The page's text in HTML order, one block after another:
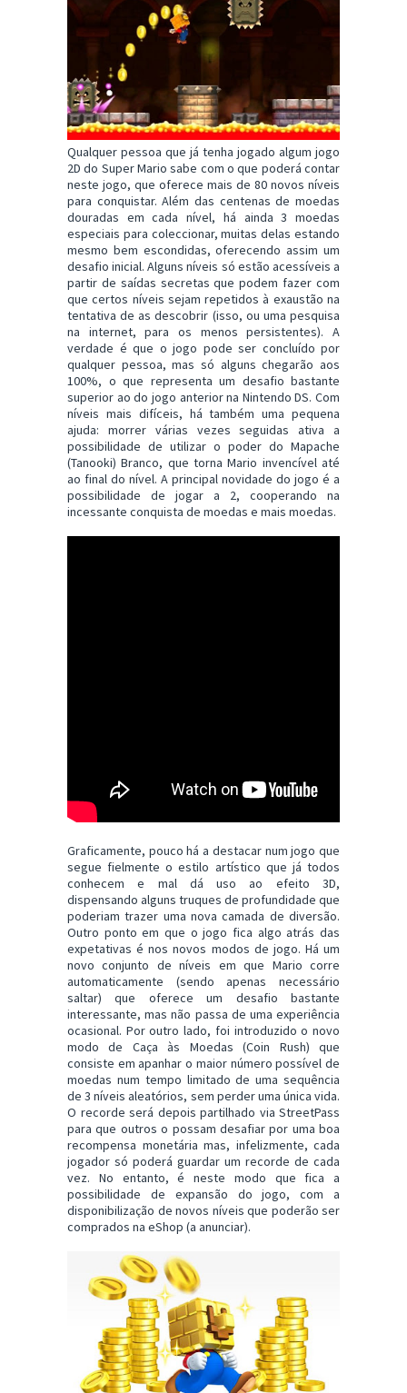
Qualquer pessoa que já tenha jogado algum jogo
2D do Super Mario sabe com o que poderá contar
neste jogo, que oferece mais de 80 novos níveis
para conquistar. Além das centenas de moedas
douradas em cada nível, há ainda 3 moedas
especiais para coleccionar, muitas delas estando
mesmo bem escondidas, oferecendo assim um
desafio inicial. Alguns níveis só estão acessíveis a
partir de saídas secretas que podem fazer com
que certos níveis sejam repetidos à exaustão na
tentativa de as descobrir (isso, ou uma pesquisa
na internet, para os menos persistentes). A
verdade é que o jogo pode ser concluído por
qualquer pessoa, mas só alguns chegarão aos
100%, o que representa um desafio bastante
superior ao do jogo anterior na Nintendo DS. Com
níveis mais difíceis, há também uma pequena
ajuda: morrer várias vezes seguidas ativa a
possibilidade de utilizar o poder do Mapache
(Tanooki) Branco, que torna Mario invencível até
ao final do nível. A principal novidade do jogo é a
possibilidade de jogar a 2, cooperando na
incessante conquista de moedas e mais moedas.
Graficamente, pouco há a destacar num jogo que
segue fielmente o estilo artístico que já todos
conhecem e mal dá uso ao efeito 3D,
dispensando alguns truques de profundidade que
poderiam trazer uma nova camada de diversão.
Outro ponto em que o jogo fica algo atrás das
expetativas é nos novos modos de jogo. Há um
novo conjunto de níveis em que Mario corre
automaticamente (sendo apenas necessário
saltar) que oferece um desafio bastante
interessante, mas não passa de uma experiência
ocasional. Por outro lado, foi introduzido o novo
modo de Caça às Moedas (Coin Rush) que
consiste em apanhar o maior número possível de
moedas num tempo limitado de uma sequência
de 3 níveis aleatórios, sem perder uma única vida.
O recorde será depois partilhado via StreetPass
para que outros o possam desafiar por uma boa
recompensa monetária mas, infelizmente, cada
jogador só poderá guardar um recorde de cada
vez. No entanto, é neste modo que fica a
possibilidade de expansão do jogo, com a
disponibilização de novos níveis que poderão ser
comprados na eShop (a anunciar).